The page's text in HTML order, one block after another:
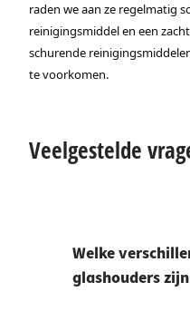
raden we aan ze regelmatig
reinigingsmiddel en een
schurende
te voorkomen.
Veelgestelde
Welke
glashouders